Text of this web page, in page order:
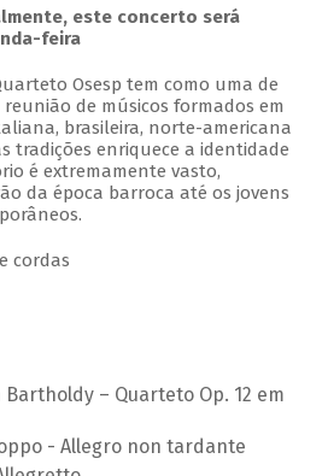
este concerto será
feira
Osesp tem como uma de
de músicos formados em
brasileira, norte-americana
tradições enriquece a identidade
é extremamente vasto,
da época barroca até os jovens
Bartholdy – Quarteto Op. 12 em
- Allegro non tardante